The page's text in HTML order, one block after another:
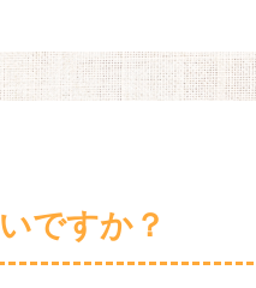
ですか？